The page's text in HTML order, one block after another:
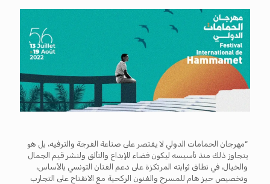
“مهرجان الحمامات الدولي لا يقتصر على صناعة الفرجة والترفيه، بل هو
يتجاوز ذلك منذ تأسيسه ليكون فضاء للإبداع والتألق ولنشر قيم الجمال
والخيال، في نطاق ثوابته المرتكزة على دعم الفنان التونسي بالأساس،
وتخصيص حيز هام للمسرح والفنون الركحية مع الانفتاح على التجارب